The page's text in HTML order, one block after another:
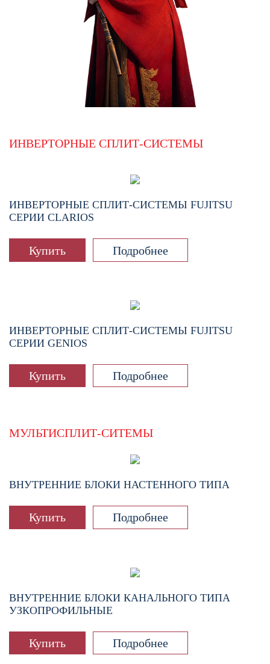
ИНВЕРТОРНЫЕ СПЛИТ-СИСТЕМЫ
ИНВЕРТОРНЫЕ СПЛИТ-СИСТЕМЫ FUJITSU
СЕРИИ CLARIOS
Купить Подробнее
ИНВЕРТОРНЫЕ СПЛИТ-СИСТЕМЫ FUJITSU
СЕРИИ GENIOS
Купить Подробнее
МУЛЬТИСПЛИТ-СИТЕМЫ
ВНУТРЕННИЕ БЛОКИ НАСТЕННОГО ТИПА
Купить Подробнее
ВНУТРЕННИЕ БЛОКИ КАНАЛЬНОГО ТИПА
УЗКОПРОФИЛЬНЫЕ
Купить Подробнее